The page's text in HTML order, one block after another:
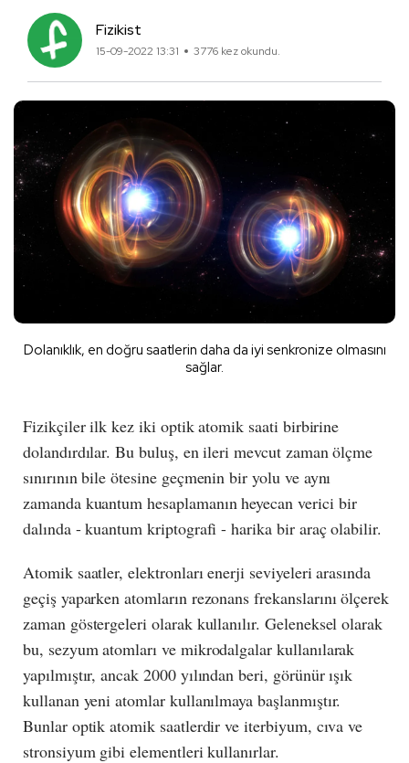
Fizikist
15-09-2022 13:31 3776 kez okundu.
Dolanıklık, en doğru saatlerin daha da iyi senkronize olmasını
sağlar.
Fizikçiler ilk kez iki optik atomik saati birbirine
dolandırdılar. Bu buluş, en ileri mevcut zaman ölçme
sınırının bile ötesine geçmenin bir yolu ve aynı
zamanda kuantum hesaplamanın heyecan verici bir
dalında - kuantum kriptografi - harika bir araç olabilir.
Atomik saatler, elektronları enerji seviyeleri arasında
geçiş yaparken atomların rezonans frekanslarını ölçerek
zaman göstergeleri olarak kullanılır. Geleneksel olarak
bu, sezyum atomları ve mikrodalgalar kullanılarak
yapılmıştır, ancak 2000 yılından beri, görünür ışık
kullanan yeni atomlar kullanılmaya başlanmıştır.
Bunlar optik atomik saatlerdir ve iterbiyum, cıva ve
stronsiyum gibi elementleri kullanırlar.